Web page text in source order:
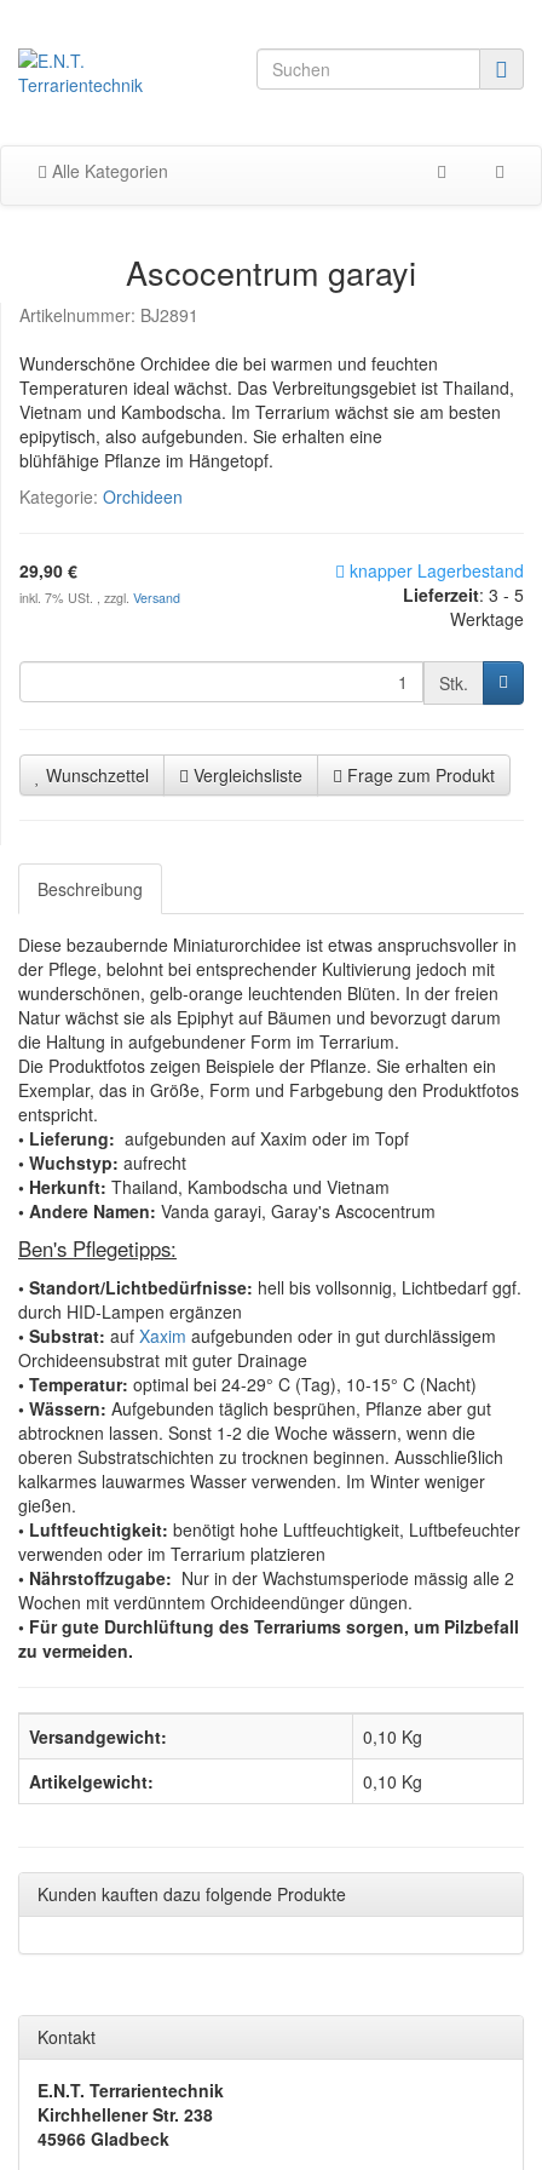
Alle Kategorien
Ascocentrum garayi
Artikelnummer: BJ2891
Wunderschöne Orchidee die bei warmen und feuchten
Temperaturen ideal wächst. Das Verbreitungsgebiet ist Thailand,
Vietnam und Kambodscha. Im Terrarium wächst sie am besten
epipytisch, also aufgebunden. Sie erhalten eine
blühfähige Pflanze im Hängetopf.
Kategorie: Orchideen
29,90 €
inkl. 7% USt. , zzgl. Versand
knapper Lagerbestand
Lieferzeit: 3 - 5
Werktage
Stk.
Wunschzettel Vergleichsliste Frage zum Produkt
Beschreibung
Diese bezaubernde Miniaturorchidee ist etwas anspruchsvoller in
der Pflege, belohnt bei entsprechender Kultivierung jedoch mit
wunderschönen, gelb-orange leuchtenden Blüten. In der freien
Natur wächst sie als Epiphyt auf Bäumen und bevorzugt darum
die Haltung in aufgebundener Form im Terrarium.
Die Produktfotos zeigen Beispiele der Pflanze. Sie erhalten ein
Exemplar, das in Größe, Form und Farbgebung den Produktfotos
entspricht.
• Lieferung: aufgebunden auf Xaxim oder im Topf
• Wuchstyp: aufrecht
• Herkunft: Thailand, Kambodscha und Vietnam
• Andere Namen: Vanda garayi, Garay's Ascocentrum
Ben's Pflegetipps:
• Standort/Lichtbedürfnisse: hell bis vollsonnig, Lichtbedarf ggf.
durch HID-Lampen ergänzen
• Substrat: auf Xaxim aufgebunden oder in gut durchlässigem
Orchideensubstrat mit guter Drainage
• Temperatur: optimal bei 24-29° C (Tag), 10-15° C (Nacht)
• Wässern: Aufgebunden täglich besprühen, Pflanze aber gut
abtrocknen lassen. Sonst 1-2 die Woche wässern, wenn die
oberen Substratschichten zu trocknen beginnen. Ausschließlich
kalkarmes lauwarmes Wasser verwenden. Im Winter weniger
gießen.
• Luftfeuchtigkeit: benötigt hohe Luftfeuchtigkeit, Luftbefeuchter
verwenden oder im Terrarium platzieren
• Nährstoffzugabe: Nur in der Wachstumsperiode mässig alle 2
Wochen mit verdünntem Orchideendünger düngen.
• Für gute Durchlüftung des Terrariums sorgen, um Pilzbefall
zu vermeiden.
Versandgewicht:
0,10 Kg
Artikelgewicht:
0,10 Kg
Kunden kauften dazu folgende Produkte
Kontakt
E.N.T. Terrarientechnik
Kirchhellener Str. 238
45966 Gladbeck